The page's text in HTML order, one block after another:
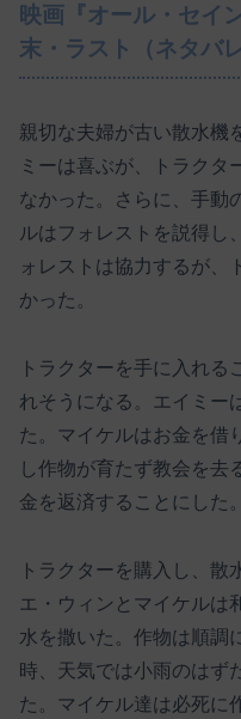
映画『オール・セイ
末・ラスト（ネタバレ
親切な夫婦が古い散水機
ミーは喜ぶが、トラクタ
なかった。さらに、手動
ルはフォレストを説得し
ォレストは協力するが、
かった。
トラクターを手に入れる
れそうになる。エイミー
た。マイケルはお金を借
し作物が育たず教会を去
金を返済することにした。
トラクターを購入し、散
エ・ウィンとマイケルは
水を撒いた。作物は順調
時、天気では小雨のはず
た。マイケル達は必死に